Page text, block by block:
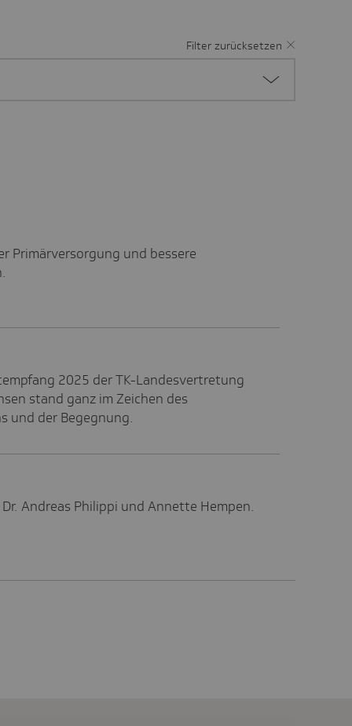
Filter zurücksetzen
Primärversorgung und bessere
2025 der TK-Landesvertretung
stand ganz im Zeichen des
und der Begegnung.
Andreas Philippi und Annette Hempen.